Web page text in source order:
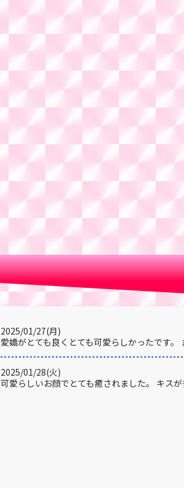
2025/01/27(月)
愛嬌がとても良くとても可愛らしかったです
2025/01/28(火)
可愛らしいお顔でとても癒されました。 キス